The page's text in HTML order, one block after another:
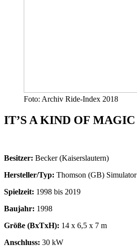
Foto: Archiv Ride-Index 2018
IT’S A KIND OF MAGIC
Besitzer: Becker (Kaiserslautern)
Hersteller/Typ: Thomson (GB) Simulator
Spielzeit: 1998 bis 2019
Baujahr: 1998
Größe (BxTxH): 14 x 6,5 x 7 m
Anschluss: 30 kW